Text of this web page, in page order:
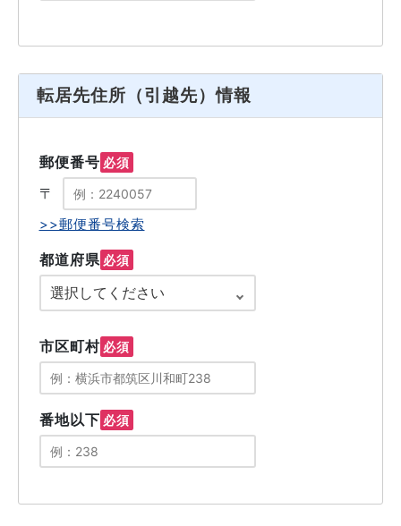
転居先住所（引越先）情報
郵便番号 必須
〒
>>郵便番号検索
都道府県 必須
市区町村 必須
番地以下 必須